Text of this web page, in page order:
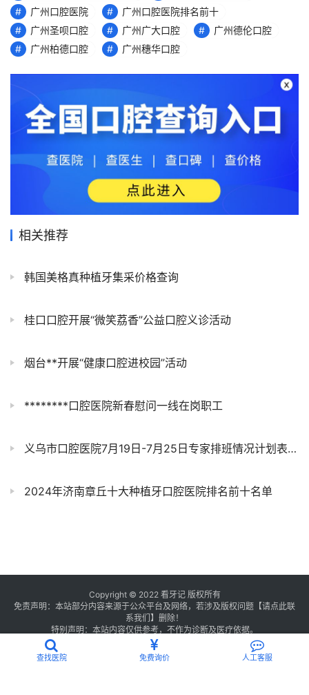
广州口腔医院
广州口腔医院排名前十
广州圣呗口腔
广州广大口腔
广州德伦口腔
广州柏德口腔
广州穗华口腔
相关推荐
韩国美格真种植牙集采价格查询
桂口口腔开展“微笑荔香”公益口腔义诊活动
烟台**开展“健康口腔进校园”活动
********口腔医院新春慰问一线在岗职工
义乌市口腔医院7月19日-7月25日专家排班情况计划表及专家名单介绍
2024年济南章丘十大种植牙口腔医院排名前十名单
Copyright © 2022 看牙记 版权所有
免责声明：本站部分内容来源于公众平台及网络，若涉及版权问题【请点此联
系我们 】 删除！
特别声明：本站内容仅供参考，不作为诊断及医疗依据。
浙公网安备 33011002016235号
浙ICP备2021013506号-1
查找医院 免费询价 人工客服